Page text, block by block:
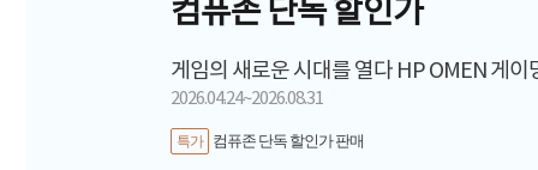
컴퓨존 단독 할인가
게임의 새로운 시대를 열다 HP OMEN 게이
2026.04.24~2026.08.31
특가 컴퓨존 단독 할인가 판매